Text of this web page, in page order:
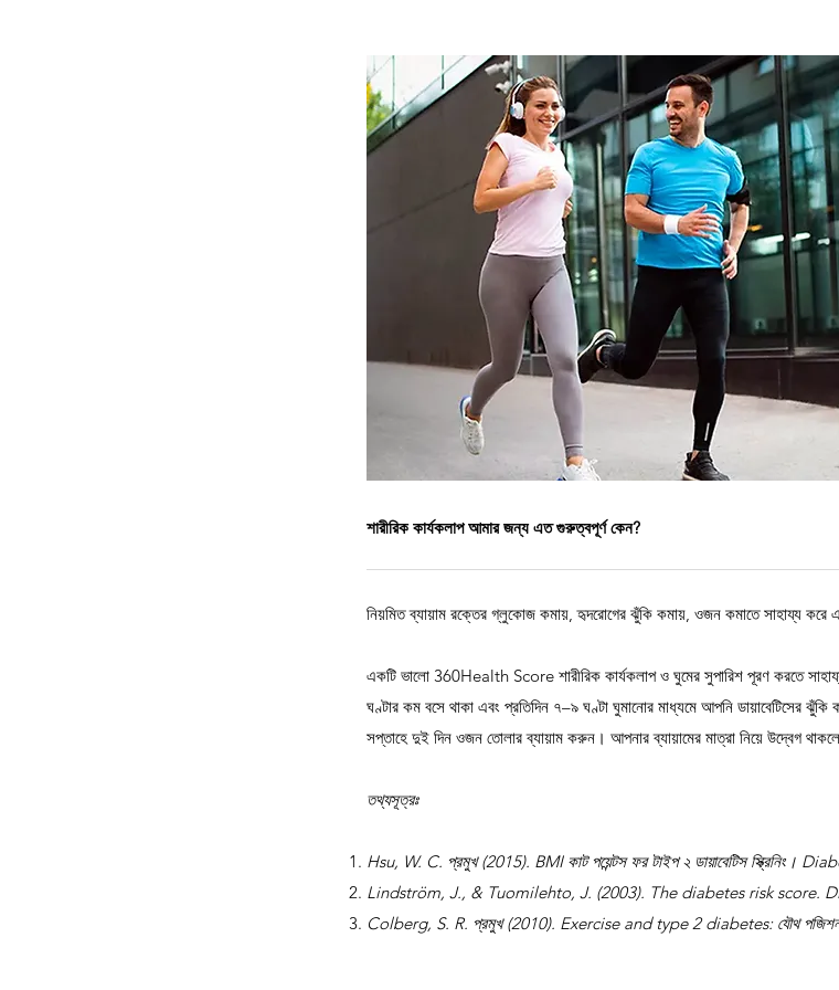
শারীরিক কার্যকলাপ আমার জন্য এত গুরুত্বপূর্ণ কেন?
নিয়মিত ব্যায়াম রক্তের গ্লুকোজ কমায়, হৃদরোগের ঝুঁকি কমায়, ওজন কমাতে সাহায্য করে
একটি ভালো 360Health Score শারীরিক কার্যকলাপ ও ঘুমের সুপারিশ পূরণ করতে
ঘণ্টার কম বসে থাকা এবং প্রতিদিন ৭–৯ ঘণ্টা ঘুমানোর মাধ্যমে আপনি ডায়াবেটিসের
সপ্তাহে দুই দিন ওজন তোলার ব্যায়াম করুন। আপনার ব্যায়ামের মাত্রা নিয়ে উদ্বেগ
তথ্যসূত্রঃ
Hsu, W. C. প্রমুখ (2015). BMI কাট পয়েন্টস ফর টাইপ ২ ডায়াবেটিস স্ক্রিনিং।
Lindström, J., & Tuomilehto, J. (2003). The diabetes risk score.
Colberg, S. R. প্রমুখ (2010). Exercise and type 2 diabetes: যৌথ পজিশন